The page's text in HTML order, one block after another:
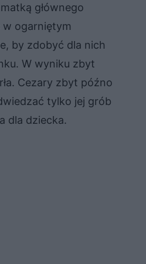
głównego
w ogarniętym
by zdobyć dla nich
W wyniku zbyt
Cezary zbyt późno
tylko jej grób
dla dziecka.